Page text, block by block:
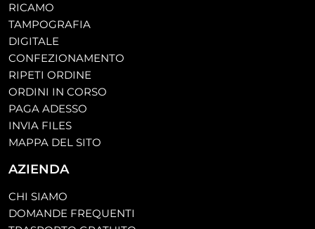
RICAMO
TAMPOGRAFIA
DIGITALE
CONFEZIONAMENTO
RIPETI ORDINE
ORDINI IN CORSO
PAGA ADESSO
INVIA FILES
MAPPA DEL SITO
AZIENDA
CHI SIAMO
DOMANDE FREQUENTI